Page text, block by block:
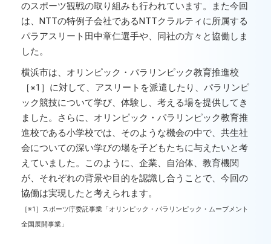
のスポーツ観戦の取り組みも行われています。また今回
は、NTTの特例子会社であるNTTクラルティに所属する
パラアスリート田中章仁選手や、同社の方々と協働しま
した。
横浜市は、オリンピック・パラリンピック教育推進校
［※1］に対して、アスリートを派遣したり、パラリンピ
ック競技について学び、体験し、考える場を提供してき
ました。さらに、オリンピック・パラリンピック教育推
進校である小学校では、そのような機会の中で、共生社
会についての深い学びの場を子どもたちに与えたいと考
えていました。このように、企業、自治体、教育機関
が、それぞれの背景や目的を認識し合うことで、今回の
協働は実現したと考えられます。
［※1］スポーツ庁委託事業「オリンピック・パラリンピック・ムーブメント
全国展開事業」